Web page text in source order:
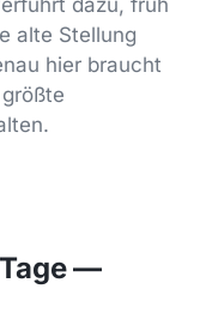
alte Stellung
hier braucht
—